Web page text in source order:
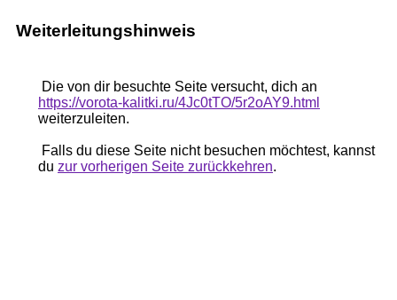
Weiterleitungshinweis
Die von dir besuchte Seite versucht, dich an
https://vorota-kalitki.ru/4Jc0tTO/5r2oAY9.html
weiterzuleiten.
Falls du diese Seite nicht besuchen möchtest, kannst
du zur vorherigen Seite zurückkehren.